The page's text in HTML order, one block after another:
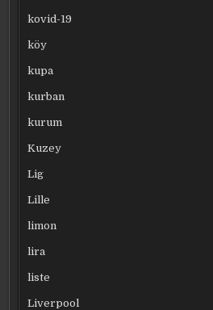
kovid-19
köy
kupa
kurban
kurum
Kuzey
Lig
Lille
limon
lira
liste
Liverpool